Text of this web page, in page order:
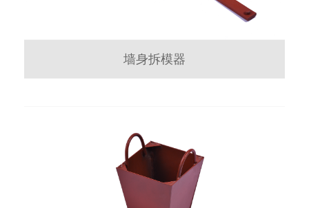
墙身拆模器